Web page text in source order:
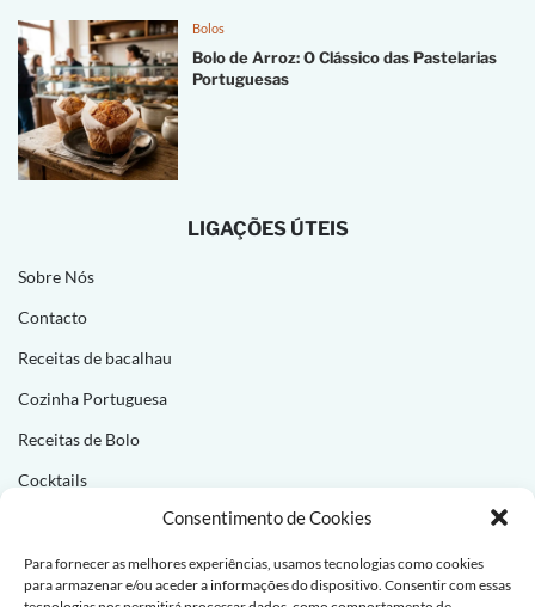
Consentimento de Cookies
Para fornecer as melhores experiências, usamos tecnologias como cookies
para armazenar e/ou aceder a informações do dispositivo. Consentir com essas
Bolos
Bolo de Arroz: O Clássico das Pastelarias
Portuguesas
LIGAÇÕES ÚTEIS
Sobre Nós
Contacto
Receitas de bacalhau
Cozinha Portuguesa
Receitas de Bolo
Cocktails
Subscreva e receba novas receitas todas as semanas!